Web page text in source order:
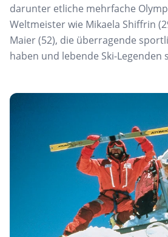
darunter etliche mehrfache
Weltmeister wie Mikaela Shiffrin
Maier (52), die überragende
haben und lebende Ski-Legenden